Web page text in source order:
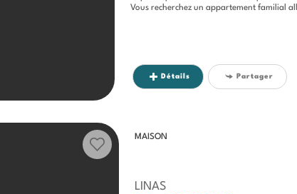
Vous recherchez un appartement familial
Détails Partager
MAISON
LINAS